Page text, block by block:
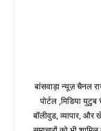
बांसवाड़ा न्यूज़ चैनल
पोर्टल ,मिडिया
बॉलीवुड, व्यापार, और